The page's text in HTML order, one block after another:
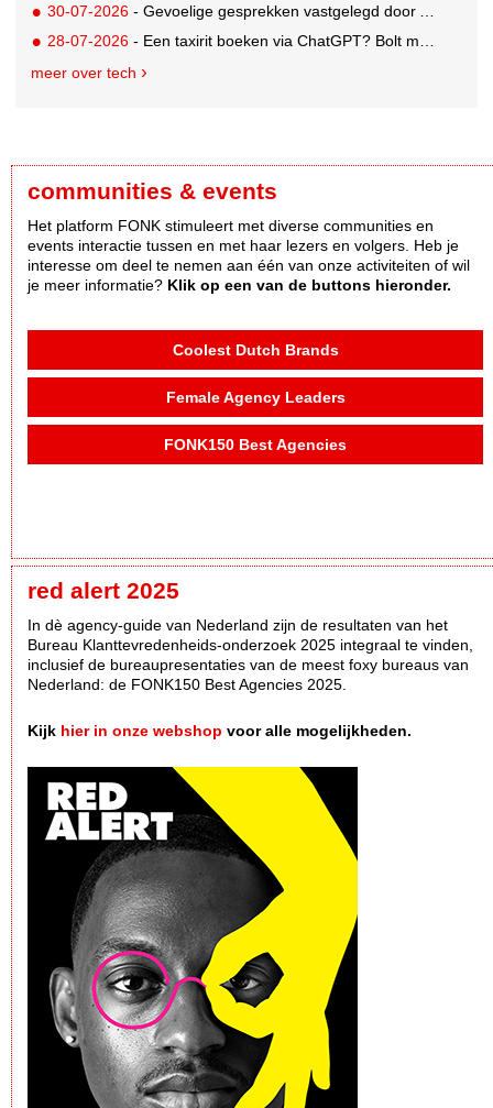
30-07-2026 - Gevoelige gesprekken vastgelegd door AI: Kind & meer, Zij aan Zij en Aventurijn kiezen voor Notizy
28-07-2026 - Een taxirit boeken via ChatGPT? Bolt maakt het mogelijk
meer over tech
communities & events
Het platform FONK stimuleert met diverse communities en
events interactie tussen en met haar lezers en volgers. Heb je
interesse om deel te nemen aan één van onze activiteiten of wil
je meer informatie? Klik op een van de buttons hieronder.
Coolest Dutch Brands
Female Agency Leaders
FONK150 Best Agencies
red alert 2025
In dè agency-guide van Nederland zijn de resultaten van het
Bureau Klanttevredenheids-onderzoek 2025 integraal te vinden,
inclusief de bureaupresentaties van de meest foxy bureaus van
Nederland: de FONK150 Best Agencies 2025.
Kijk hier in onze webshop voor alle mogelijkheden.